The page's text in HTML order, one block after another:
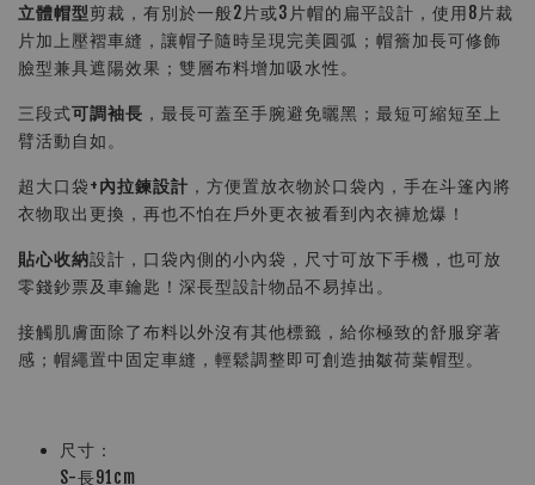
立體帽型剪裁，有別於一般2片或3片帽的扁平設計，使用8片裁
片加上壓褶車縫，讓帽子隨時呈現完美圓弧；帽簷加長可修飾
臉型兼具遮陽效果；雙層布料增加吸水性。
三段式可調袖長 ，最長可蓋至手腕避免曬黑；最短可縮短至上
臂活動自如。
超大口袋+內拉鍊設計 ，方便置放衣物於口袋內，手在斗篷內將
衣物取出更換，再也不怕在戶外更衣被看到內衣褲尬爆！
貼心收納設計，口袋內側的小內袋，尺寸可放下手機，也可放
零錢鈔票及車鑰匙！深長型設計物品不易掉出。
接觸肌膚面除了布料以外沒有其他標籤，給你極致的舒服穿著
感；帽繩置中固定車縫，輕鬆調整即可創造抽皺荷葉帽型。
尺寸：
S-長91cm